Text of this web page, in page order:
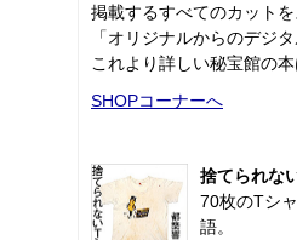
掲載するすべてのカット
「オリジナルからのデジ
これより詳しい秘宝館の
SHOPコーナーへ
捨てられな
70枚のTシ
語。